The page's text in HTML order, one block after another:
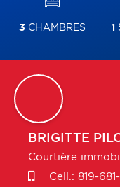
3 CHAMBRES 1
BRIGITTE
Courtière
Cell.: 819-